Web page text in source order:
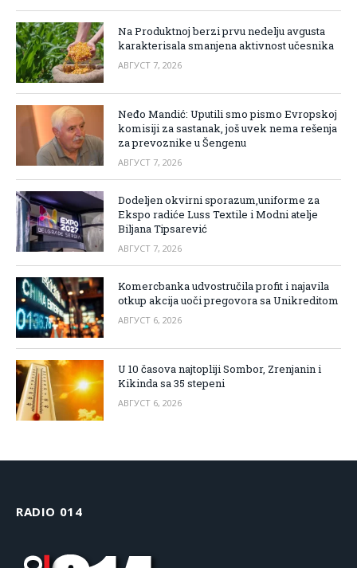
Na Produktnoj berzi prvu nedelju avgusta
karakterisala smanjena aktivnost učesnika
АВГУСТ 7, 2026
Neđo Mandić: Uputili smo pismo Evropskoj
komisiji za sastanak, još uvek nema rešenja
za prevoznike u Šengenu
АВГУСТ 7, 2026
Dodeljen okvirni sporazum,uniforme za
Ekspo radiće Luss Textile i Modni atelje
Biljana Tipsarević
АВГУСТ 7, 2026
Komercbanka udvostručila profit i najavila
otkup akcija uoči pregovora sa Unikreditom
АВГУСТ 6, 2026
U 10 časova najtopliji Sombor, Zrenjanin i
Kikinda sa 35 stepeni
АВГУСТ 6, 2026
RADIO 014